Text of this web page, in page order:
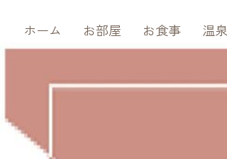
を
ホーム お部屋 お食事 温泉